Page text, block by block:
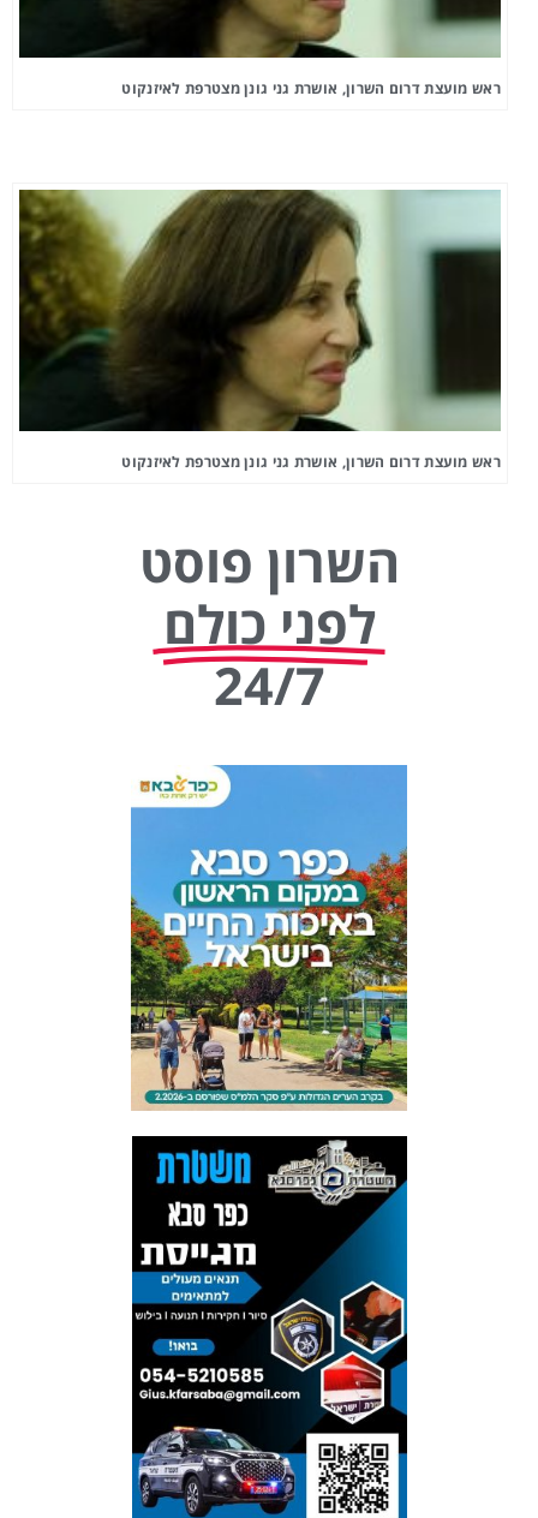
ראש מועצת דרום השרון, אושרת גני גונן מצטרפת לאיזנקוט
ראש מועצת דרום השרון, אושרת גני גונן מצטרפת לאיזנקוט
השרון פוסט
לפני כולם
24/7